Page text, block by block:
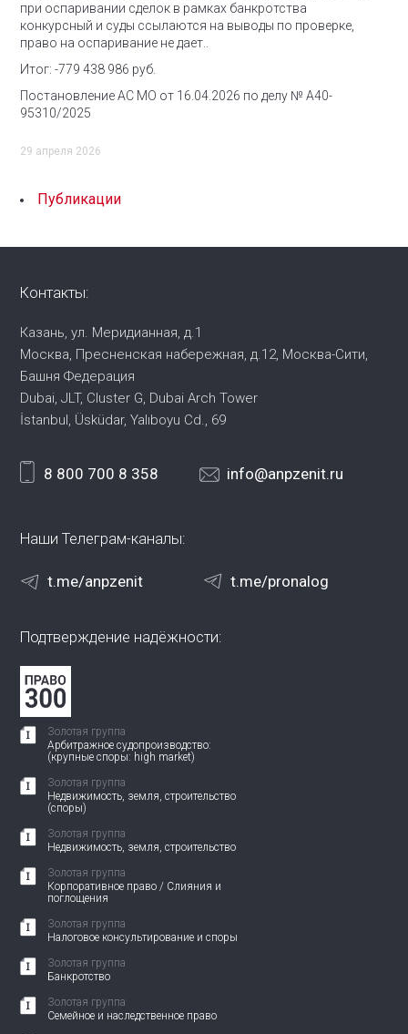
при оспаривании сделок в рамках банкротства
конкурсный и суды ссылаются на выводы по проверке,
право на оспаривание не дает..
Итог: -779 438 986 руб.
Постановление АС МО от 16.04.2026 по делу № А40-
95310/2025
29 апреля 2026
Публикации
Контакты:
Казань, ул. Меридианная, д.1
Москва, Пресненская набережная, д.12, Москва-Сити,
Башня Федерация
Dubai, JLT, Cluster G, Dubai Arch Tower
İstanbul, Üsküdar, Yalıboyu Cd., 69
8 800 700 8 358 info@anpzenit.ru
Наши Телеграм-каналы:
t.me/anpzenit t.me/pronalog
Подтверждение надёжности:
Золотая группа
Арбитражное судопроизводство:
(крупные споры: high market)
Золотая группа
Недвижимость, земля, строительство
(споры)
Золотая группа
Недвижимость, земля, строительство
Золотая группа
Корпоративное право / Слияния и
поглощения
Золотая группа
Налоговое консультирование и споры
Золотая группа
Банкротство
Золотая группа
Семейное и наследственное право